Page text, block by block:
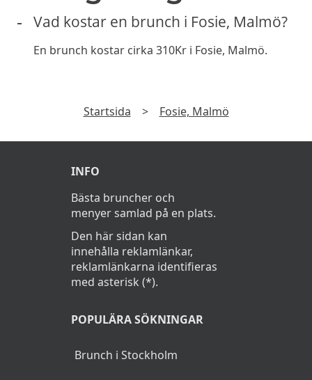
Vad kostar en brunch i Fosie, Malmö?
En brunch kostar cirka 310Kr i Fosie, Malmö.
Startsida > Fosie, Malmö
INFO
Bästa bruncher och
menyer samlad på en plats.
Den här sidan kan
innehålla reklamlänkar,
reklamlänkarna identifieras
med asterisk (*).
POPULÄRA SÖKNINGAR
Brunch i Stockholm